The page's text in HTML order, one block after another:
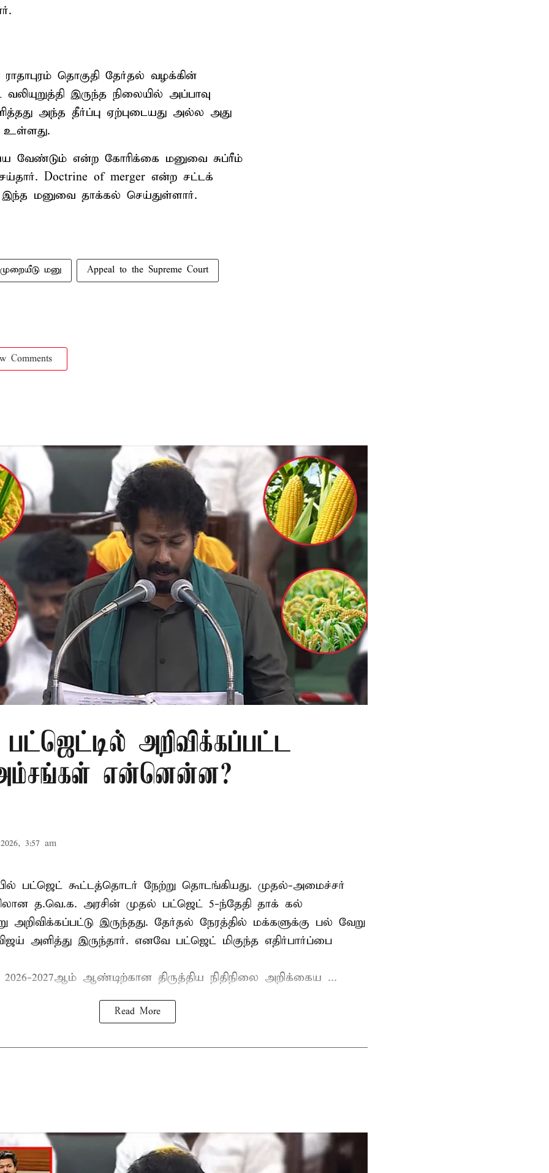
தொகுதி தேர்தல் வழக்கின்
இருந்த நிலையில் அப்பாவு
அந்த தீர்ப்பு ஏற்புடையது அல்ல அது
உள்ளது.
வேண்டும் என்ற கோரிக்கை மனுவை சுப்ரீம்
Doctrine of merger என்ற சட்டக்
மனுவை தாக்கல் செய்துள்ளார்.
மனு Appeal to the Supreme Court
Comments
அறிவிக்கப்பட்ட
அம்சங்கள் என்னென்ன?
3:57 am
பட்ஜெட் கூட்டத்தொடர் நேற்று தொடங்கியது. முதல்-அமைச்சர்
த.வெ.க. அரசின் முதல் பட்ஜெட் 5-ந்தேதி தாக் கல்
அறிவிக்கப்பட்டு இருந்தது. தேர்தல் நேரத்தில் மக்களுக்கு பல் வேறு
அளித்து இருந்தார். எனவே பட்ஜெட் மிகுந்த எதிர்பார்ப்பை
2026-2027ஆம் ஆண்டிற்கான திருத்திய நிதிநிலை அறிக்கைய ...
Read More